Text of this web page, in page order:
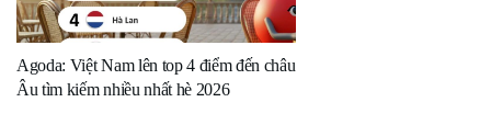
Agoda: Việt Nam lên top 4 điểm đến châu Á được du khách châu
Âu tìm kiếm nhiều nhất hè 2026